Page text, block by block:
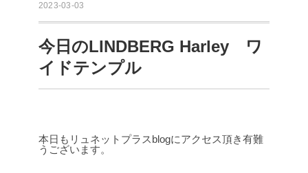
2023-03-03
今日のLINDBERG Harley ワ
イドテンプル
本日もリュネットプラスblogにアクセス頂き有難
うございます。